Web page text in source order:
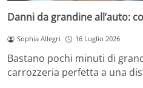
Danni da grandine all’auto:
Sophia Allegri 16 Luglio 2026
Bastano pochi minuti di
carrozzeria perfetta a una